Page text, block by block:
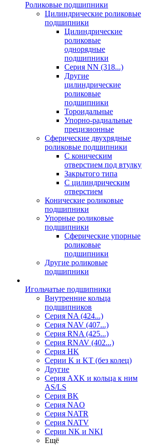
Роликовые подшипники
Цилиндрические роликовые
подшипники
Цилиндрические
роликовые
однорядные
подшипники
Серия NN (318...)
Другие
цилиндрические
роликовые
подшипники
Тороидальные
Упорно-радиальные
прецизионные
Сферические двухрядные
роликовые подшипники
С коническим
отверстием под втулку
Закрытого типа
С цилиндрическим
отверстием
Конические роликовые
подшипники
Упорные роликовые
подшипники
Сферические упорные
роликовые
подшипники
Другие роликовые
подшипники
Игольчатые подшипники
Внутренние кольца
подшипников
Серия NA (424...)
Серия NAV (407...)
Серия RNA (425...)
Серия RNAV (402...)
Серия HK
Серии K и KT (без колец)
Другие
Серия AXK и кольца к ним
AS/LS
Серия BK
Серия NAO
Серия NATR
Серия NATV
Серии NK и NKI
Ещё